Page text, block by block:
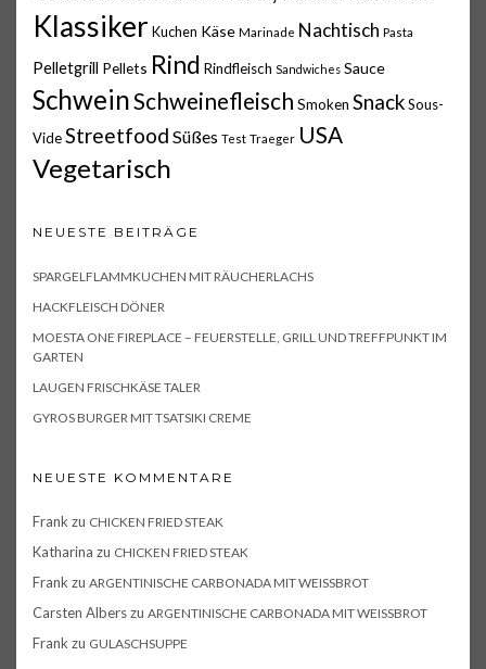
Klassiker Kuchen Käse Marinade Nachtisch Pasta
Pelletgrill Pellets Rind Rindfleisch Sandwiches Sauce
SchweinSchweinefleisch Smoken SnackSous-
VideStreetfood Süßes Test Traeger USA
Vegetarisch
NEUESTE BEITRÄGE
SPARGELFLAMMKUCHEN MIT RÄUCHERLACHS
HACKFLEISCH DÖNER
MOESTA ONE FIREPLACE – FEUERSTELLE, GRILL UND TREFFPUNKT IM
GARTEN
LAUGEN FRISCHKÄSE TALER
GYROS BURGER MIT TSATSIKI CREME
NEUESTE KOMMENTARE
Frank zu CHICKEN FRIED STEAK
Katharina zu CHICKEN FRIED STEAK
Frank zu ARGENTINISCHE CARBONADA MIT WEISSBROT
Carsten Alberszu ARGENTINISCHE CARBONADA MIT WEISSBROT
Frank zu GULASCHSUPPE